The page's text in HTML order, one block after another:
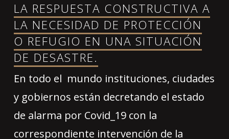
LA RESPUESTA CONSTRUCTIVA A
LA NECESIDAD DE PROTECCIÓN
O REFUGIO EN UNA SITUACIÓN
DE DESASTRE.
En todo el mundo instituciones, ciudades
y gobiernos están decretando el estado
de alarma por Covid_19 con la
correspondiente intervención de la